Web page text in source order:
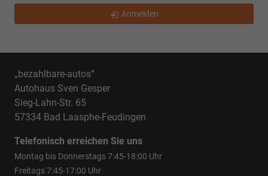
Anmelden
„bezahlbare-autos“
Autohaus Sven Gesper
Sieg-Lahn-Str. 65
57334 Bad Laasphe-Feudingen
Telefonisch erreichen Sie uns
Montag bis Donnerstags 7:45-18:00 Uhr
Freitags 7:45-17:00 Uhr